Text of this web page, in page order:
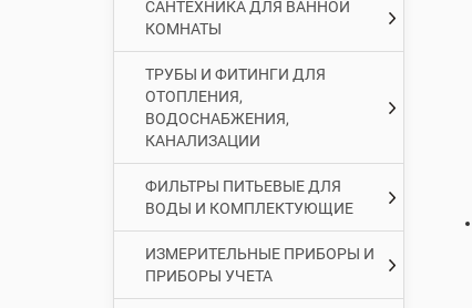
САНТЕХНИКА ДЛЯ ВАННОЙ
КОМНАТЫ
ТРУБЫ И ФИТИНГИ ДЛЯ
ОТОПЛЕНИЯ,
ВОДОСНАБЖЕНИЯ,
КАНАЛИЗАЦИИ
ФИЛЬТРЫ ПИТЬЕВЫЕ ДЛЯ
ВОДЫ И КОМПЛЕКТУЮЩИЕ
ИЗМЕРИТЕЛЬНЫЕ ПРИБОРЫ И
ПРИБОРЫ УЧЕТА